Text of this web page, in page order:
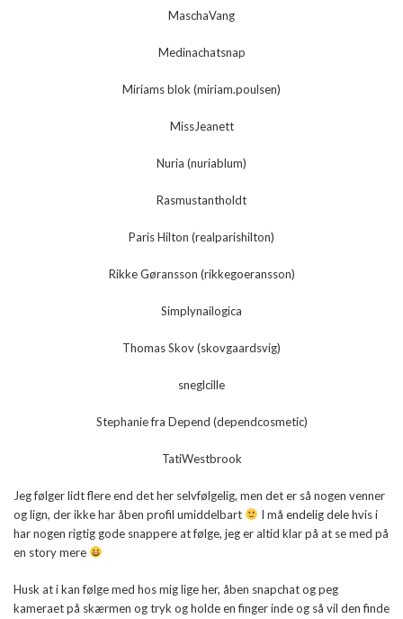
MaschaVang
Medinachatsnap
Miriams blok (miriam.poulsen)
MissJeanett
Nuria (nuriablum)
Rasmustantholdt
Paris Hilton (realparishilton)
Rikke Gøransson (rikkegoeransson)
Simplynailogica
Thomas Skov (skovgaardsvig)
sneglcille
Stephanie fra Depend (dependcosmetic)
TatiWestbrook
Jeg følger lidt flere end det her selvfølgelig, men det er så nogen venner
og lign, der ikke har åben profil umiddelbart
I må endelig dele hvis i
har nogen rigtig gode snappere at følge, jeg er altid klar på at se med på
en story mere
Husk at i kan følge med hos mig lige her, åben snapchat og peg
kameraet på skærmen og tryk og holde en finger inde og så vil den finde